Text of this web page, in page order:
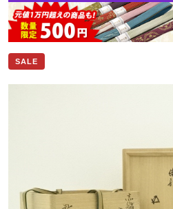
SALE